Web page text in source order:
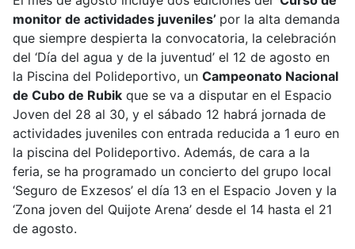
monitor de actividades juveniles’ por la alta demanda
que siempre despierta la convocatoria, la celebración
del ‘Día del agua y de la juventud’ el 12 de agosto en
la Piscina del Polideportivo, un Campeonato Nacional
de Cubo de Rubik que se va a disputar en el Espacio
Joven del 28 al 30, y el sábado 12 habrá jornada de
actividades juveniles con entrada reducida a 1 euro en
la piscina del Polideportivo. Además, de cara a la
feria, se ha programado un concierto del grupo local
‘Seguro de Exzesos’ el día 13 en el Espacio Joven y la
‘Zona joven del Quijote Arena’ desde el 14 hasta el 21
de agosto.